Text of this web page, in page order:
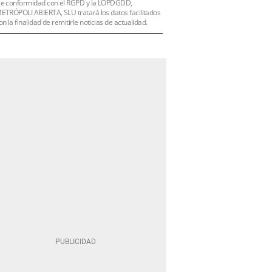
conformidad con el RGPD y la LOPDGDD,
ABIERTA, SLU tratará los datos facilitados
la finalidad de remitirle noticias de actualidad.